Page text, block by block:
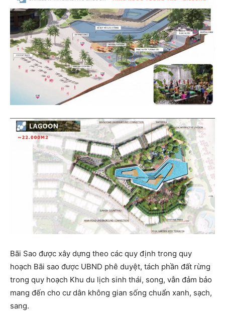
Bãi Sao được xây dựng theo các quy định trong quy
hoạch Bãi sao được UBND phê duyệt, tách phần đất rừng
trong quy hoạch Khu du lịch sinh thái, song, vẫn đảm bảo
mang đến cho cư dân không gian sống chuẩn xanh, sạch,
sang.